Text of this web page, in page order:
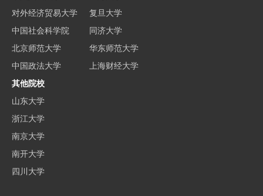
对外经济贸易大学
中国社会科学院
北京师范大学
中国政法大学
复旦大学
同济大学
华东师范大学
上海财经大学
其他院校
山东大学
浙江大学
南京大学
南开大学
四川大学